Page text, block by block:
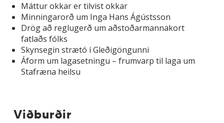
Máttur okkar er tilvist okkar
Minningarorð um Inga Hans Ágústsson
Drög að reglugerð um aðstoðarmannakort
fatlaðs fólks
Skynsegin strætó í Gleðigöngunni
Áform um lagasetningu – frumvarp til laga um
Stafræna heilsu
Viðburðir